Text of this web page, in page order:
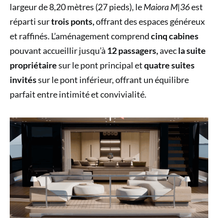
largeur de 8,20 mètres (27 pieds), leMaiora M|36est
réparti surtrois ponts,offrant des espaces généreux
et raffinés. L’aménagement comprendcinq cabines
pouvant accueillir jusqu’à 12 passagers,avecla suite
propriétairesur le pont principal etquatre suites
invitéssur le pont inférieur, offrant un équilibre
parfait entre intimité et convivialité.